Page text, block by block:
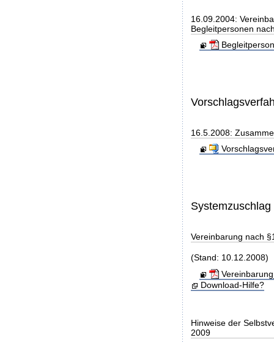
16.09.2004:
Begleitpersonen
16.5.2008:
Systemzuschlag
Vereinbarung nach
(Stand: 10.12.2008)
Download-Hilfe?
Hinweise der
2009